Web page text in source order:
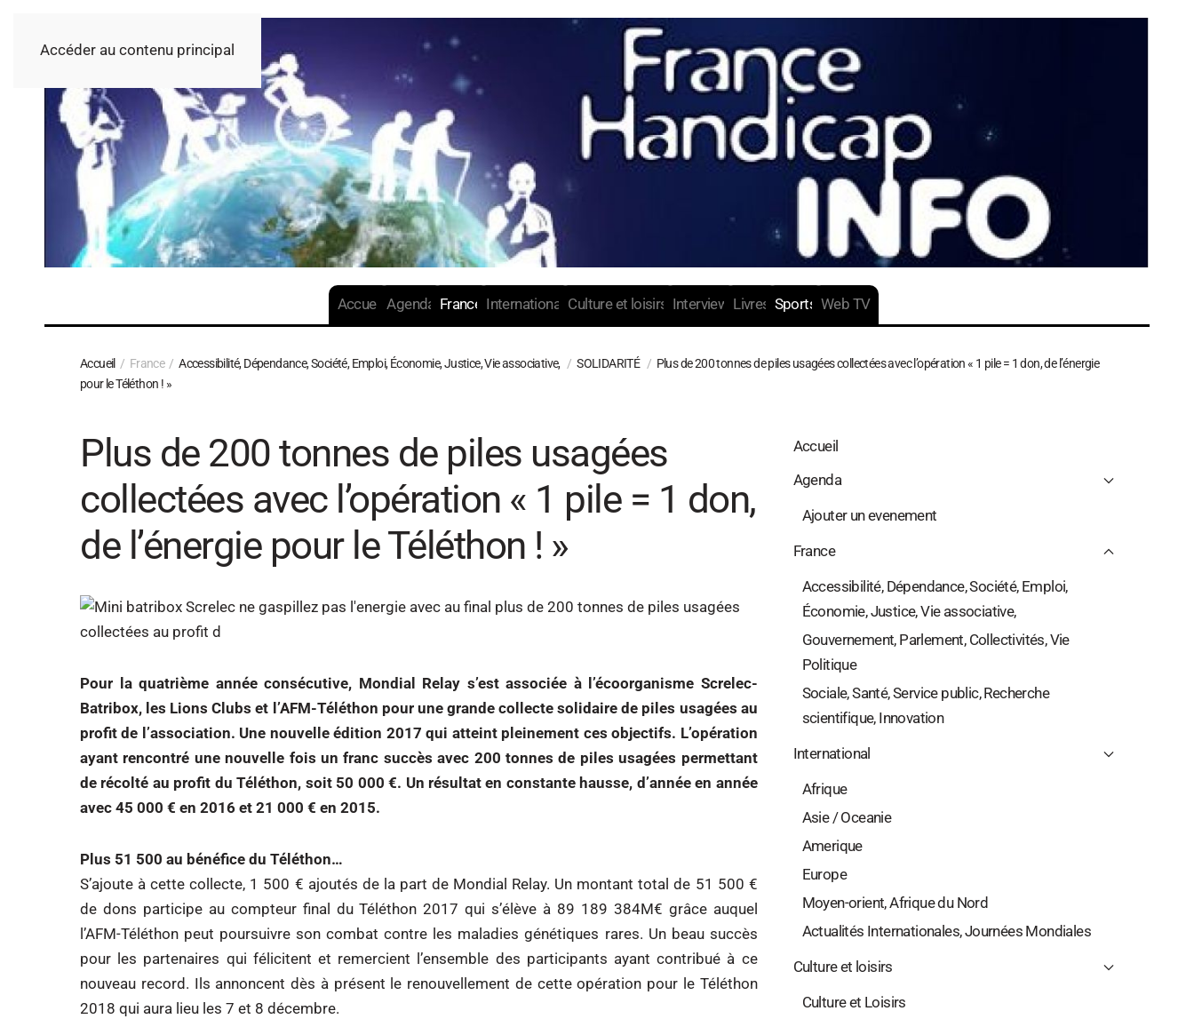
Accéder au contenu principal
Accueil Agenda France International Culture et loisirs Interview Livres Sports Web TV
Accueil France Accessibilité, Dépendance, Société, Emploi, Économie, Justice, Vie associative, SOLIDARITÉ
Plus de 200 tonnes de piles usagées collectées avec l’opération « 1 pile = 1 don, de l’énergie
pour le Téléthon ! »
Plus de 200 tonnes de piles usagées
collectées avec l’opération « 1 pile = 1 don,
de l’énergie pour le Téléthon ! »
Pour la quatrième année consécutive, Mondial Relay s’est associée à l’écoorganisme Screlec-
Batribox, les Lions Clubs et l’AFM-Téléthon pour une grande collecte solidaire de piles usagées au
profit de l’association. Une nouvelle édition 2017 qui atteint pleinement ces objectifs. L’opération
ayant rencontré une nouvelle fois un franc succès avec 200 tonnes de piles usagées permettant
de récolté au profit du Téléthon, soit 50 000 €. Un résultat en constante hausse, d’année en année
avec 45 000 € en 2016 et 21 000 € en 2015.
Plus 51 500 au bénéfice du Téléthon…
S’ajoute à cette collecte, 1 500 € ajoutés de la part de Mondial Relay. Un montant total de 51 500 €
de dons participe au compteur final du Téléthon 2017 qui s’élève à 89 189 384M€ grâce auquel
l’AFM-Téléthon peut poursuivre son combat contre les maladies génétiques rares. Un beau succès
pour les partenaires qui félicitent et remercient l’ensemble des participants ayant contribué à ce
nouveau record. Ils annoncent dès à présent le renouvellement de cette opération pour le Téléthon
2018 qui aura lieu les 7 et 8 décembre.
Accueil
Agenda
Ajouter un evenement
France
Accessibilité, Dépendance, Société, Emploi,
Économie, Justice, Vie associative,
Gouvernement, Parlement, Collectivités, Vie
Politique
Sociale, Santé, Service public, Recherche
scientifique, Innovation
International
Afrique
Asie / Oceanie
Amerique
Europe
Moyen-orient, Afrique du Nord
Actualités Internationales, Journées Mondiales
Culture et loisirs
Culture et Loisirs